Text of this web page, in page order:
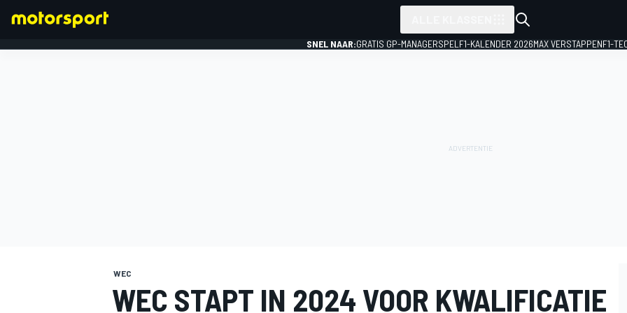
SNEL NAAR:GRATIS GP-MANAGERSPEL F1-KALENDER 2026MAX VERSTAPPENF1-
WEC
WEC STAPT IN 2024 VOOR KWALIFICATIE